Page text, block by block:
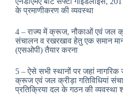
के प्रमाणीकरण की व्यवस्था
4 – राज्य में क्रूज, नौकाओं एवं जल
संचालन व रखरखाव हेतु एक समान
(एसओपी) तैयार करना
5 – ऐसे सभी स्थानों पर जहां नागरिक
क्रूज एवं जल क्रीड़ा गतिविधियां
प्रतिक्रिया दल के गठन की व्यवस्था